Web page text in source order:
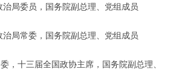
局委员，国务院副总理、党组成员
局常委，国务院副总理、党组成员
，十三届全国政协主席，国务院副总理、